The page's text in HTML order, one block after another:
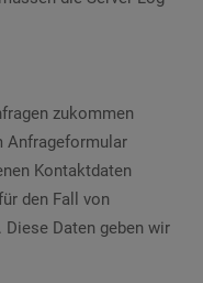
zukommen
Anfrageformular
Kontaktdaten
den Fall von
Daten geben wir